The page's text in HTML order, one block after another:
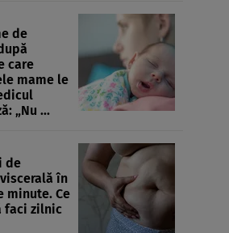
de
care
mame le
„Nu ...
de
în
minute. Ce
faci zilnic